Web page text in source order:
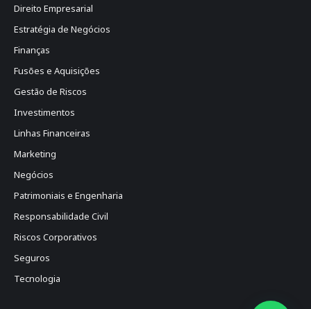
Direito Empresarial
Estratégia de Negócios
Finanças
Fusões e Aquisições
Gestão de Riscos
Investimentos
Linhas Financeiras
Marketing
Negócios
Patrimoniais e Engenharia
Responsabilidade Civil
Riscos Corporativos
Seguros
Tecnologia